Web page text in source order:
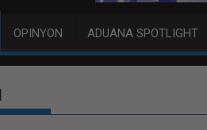
OPINYON ADUANA SPOTLIGHT